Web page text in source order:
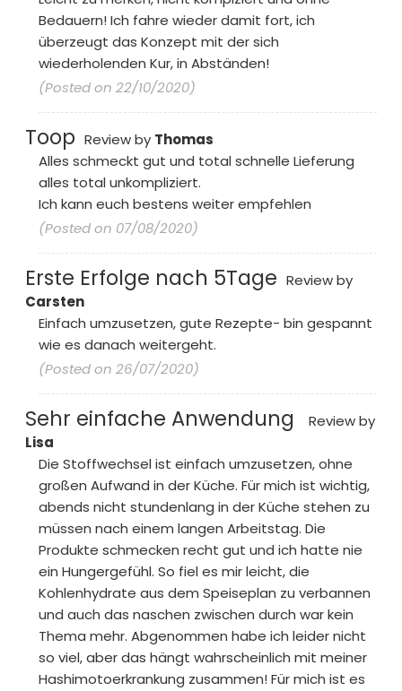
Bedauern! Ich fahre wieder damit fort, ich
überzeugt das Konzept mit der sich
wiederholenden Kur, in Abständen!
(Posted on 22/10/2020)
Toop Review by Thomas
Alles schmeckt gut und total schnelle Lieferung
alles total unkompliziert.
Ich kann euch bestens weiter empfehlen
(Posted on 07/08/2020)
Erste Erfolge nach 5Tage Review by
Carsten
Einfach umzusetzen, gute Rezepte- bin gespannt
wie es danach weitergeht.
(Posted on 26/07/2020)
Sehr einfache Anwendung
Review by
Lisa
Die Stoffwechsel ist einfach umzusetzen, ohne
großen Aufwand in der Küche. Für mich ist wichtig,
abends nicht stundenlang in der Küche stehen zu
müssen nach einem langen Arbeitstag. Die
Produkte schmecken recht gut und ich hatte nie
ein Hungergefühl. So fiel es mir leicht, die
Kohlenhydrate aus dem Speiseplan zu verbannen
und auch das naschen zwischen durch war kein
Thema mehr. Abgenommen habe ich leider nicht
so viel, aber das hängt wahrscheinlich mit meiner
Hashimotoerkrankung zusammen! Für mich ist es